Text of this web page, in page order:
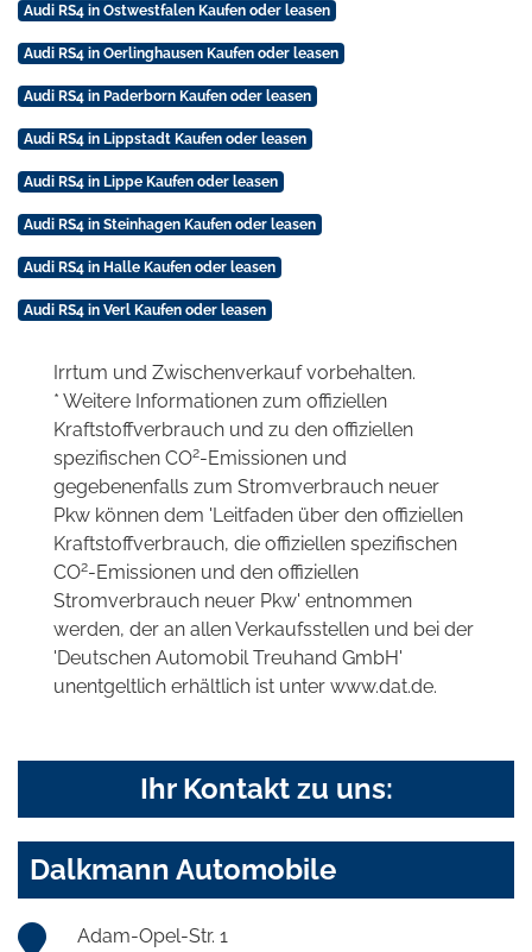
Audi RS4 in Ostwestfalen Kaufen oder leasen
Audi RS4 in Oerlinghausen Kaufen oder leasen
Audi RS4 in Paderborn Kaufen oder leasen
Audi RS4 in Lippstadt Kaufen oder leasen
Audi RS4 in Lippe Kaufen oder leasen
Audi RS4 in Steinhagen Kaufen oder leasen
Audi RS4 in Halle Kaufen oder leasen
Audi RS4 in Verl Kaufen oder leasen
Irrtum und Zwischenverkauf vorbehalten.
* Weitere Informationen zum offiziellen
Kraftstoffverbrauch und zu den offiziellen
spezifischen CO2-Emissionen und
gegebenenfalls zum Stromverbrauch neuer
Pkw können dem 'Leitfaden über den offiziellen
Kraftstoffverbrauch, die offiziellen spezifischen
CO2-Emissionen und den offiziellen
Stromverbrauch neuer Pkw' entnommen
werden, der an allen Verkaufsstellen und bei der
'Deutschen Automobil Treuhand GmbH'
unentgeltlich erhältlich ist unter www.dat.de.
Ihr Kontakt zu uns:
Dalkmann Automobile
Adam-Opel-Str. 1